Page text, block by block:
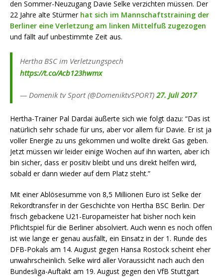
den Sommer-Neuzugang Davie Selke verzichten müssen. Der
22 Jahre alte Stürmer hat sich im Mannschaftstraining der
Berliner eine Verletzung am linken Mittelfuß zugezogen
und fällt auf unbestimmte Zeit aus.
Hertha BSC im Verletzungspech
https://t.co/Acb123hwmx
— Domenik tv Sport (@DomeniktvSPORT) 27. Juli 2017
Hertha-Trainer Pal Dardai äußerte sich wie folgt dazu: “Das ist
natürlich sehr schade für uns, aber vor allem für Davie. Er ist ja
voller Energie zu uns gekommen und wollte direkt Gas geben.
Jetzt müssen wir leider einige Wochen auf ihn warten, aber ich
bin sicher, dass er positiv bleibt und uns direkt helfen wird,
sobald er dann wieder auf dem Platz steht.”
Mit einer Ablösesumme von 8,5 Millionen Euro ist Selke der
Rekordtransfer in der Geschichte von Hertha BSC Berlin. Der
frisch gebackene U21-Europameister hat bisher noch kein
Pflichtspiel für die Berliner absolviert. Auch wenn es noch offen
ist wie lange er genau ausfällt, ein Einsatz in der 1. Runde des
DFB-Pokals am 14. August gegen Hansa Rostock scheint eher
unwahrscheinlich. Selke wird aller Voraussicht nach auch den
Bundesliga-Auftakt am 19. August gegen den VfB Stuttgart